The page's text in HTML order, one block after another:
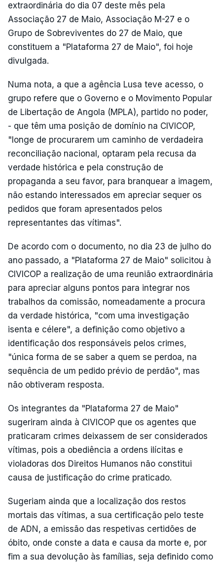
extraordinária do dia 07 deste mês pela
Associação 27 de Maio, Associação M-27 e o
Grupo de Sobreviventes do 27 de Maio, que
constituem a "Plataforma 27 de Maio", foi hoje
divulgada.
Numa nota, a que a agência Lusa teve acesso, o
grupo refere que o Governo e o Movimento Popular
de Libertação de Angola (MPLA), partido no poder,
- que têm uma posição de domínio na CIVICOP,
"longe de procurarem um caminho de verdadeira
reconciliação nacional, optaram pela recusa da
verdade histórica e pela construção de
propaganda a seu favor, para branquear a imagem,
não estando interessados em apreciar sequer os
pedidos que foram apresentados pelos
representantes das vítimas".
De acordo com o documento, no dia 23 de julho do
ano passado, a "Plataforma 27 de Maio" solicitou à
CIVICOP a realização de uma reunião extraordinária
para apreciar alguns pontos para integrar nos
trabalhos da comissão, nomeadamente a procura
da verdade histórica, "com uma investigação
isenta e célere", a definição como objetivo a
identificação dos responsáveis pelos crimes,
"única forma de se saber a quem se perdoa, na
sequência de um pedido prévio de perdão", mas
não obtiveram resposta.
Os integrantes da "Plataforma 27 de Maio"
sugeriram ainda à CIVICOP que os agentes que
praticaram crimes deixassem de ser considerados
vítimas, pois a obediência a ordens ilícitas e
violadoras dos Direitos Humanos não constitui
causa de justificação do crime praticado.
Sugeriam ainda que a localização dos restos
mortais das vítimas, a sua certificação pelo teste
de ADN, a emissão das respetivas certidões de
óbito, onde conste a data e causa da morte e, por
fim a sua devolução às famílias, seja definido como